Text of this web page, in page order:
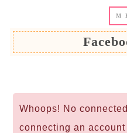
Whoops! No
connecting an account